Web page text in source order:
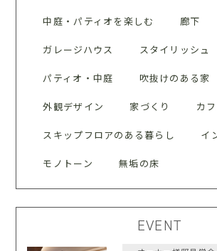
中庭・パティオを楽しむ 廊下
ガレージハウス スタイリッシュ
パティオ・中庭 吹抜けのある家
外観デザイン 家づくり カ
スキップフロアのある暮らし イ
モノトーン 無垢の床
EVENT